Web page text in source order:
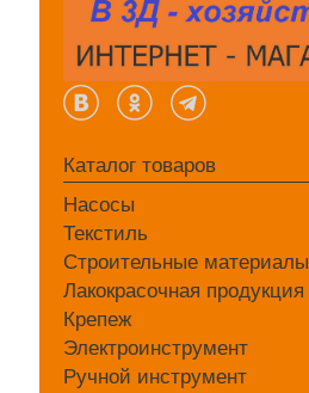
Каталог товаров
Насосы
Текстиль
Строительные материалы
Лакокрасочная продукция
Крепеж
Электроинструмент
Ручной инструмент